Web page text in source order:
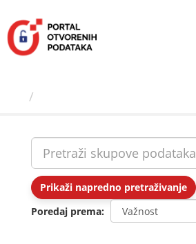
sadržaj
Prikaži napredno pretraživanje
Poredaj prema